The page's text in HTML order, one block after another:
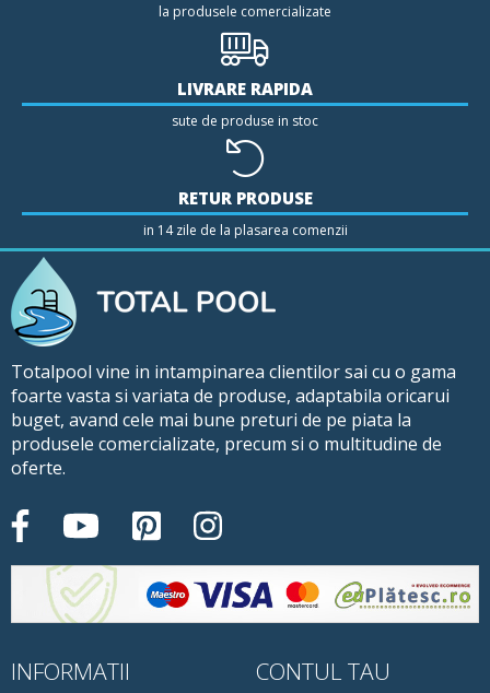
la produsele comercializate
LIVRARE RAPIDA
sute de produse in stoc
RETUR PRODUSE
in 14 zile de la plasarea comenzii
Totalpool vine in intampinarea clientilor sai cu o gama
foarte vasta si variata de produse, adaptabila oricarui
buget, avand cele mai bune preturi de pe piata la
produsele comercializate, precum si o multitudine de
oferte.
INFORMATII CONTUL TAU